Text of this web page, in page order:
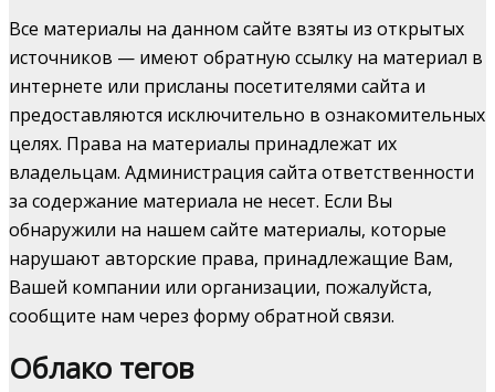
Все материалы на данном сайте взяты из открытых
источников — имеют обратную ссылку на материал в
интернете или присланы посетителями сайта и
предоставляются исключительно в ознакомительных
целях. Права на материалы принадлежат их
владельцам. Администрация сайта ответственности
за содержание материала не несет. Если Вы
обнаружили на нашем сайте материалы, которые
нарушают авторские права, принадлежащие Вам,
Вашей компании или организации, пожалуйста,
сообщите нам через форму обратной связи.
Облако тегов